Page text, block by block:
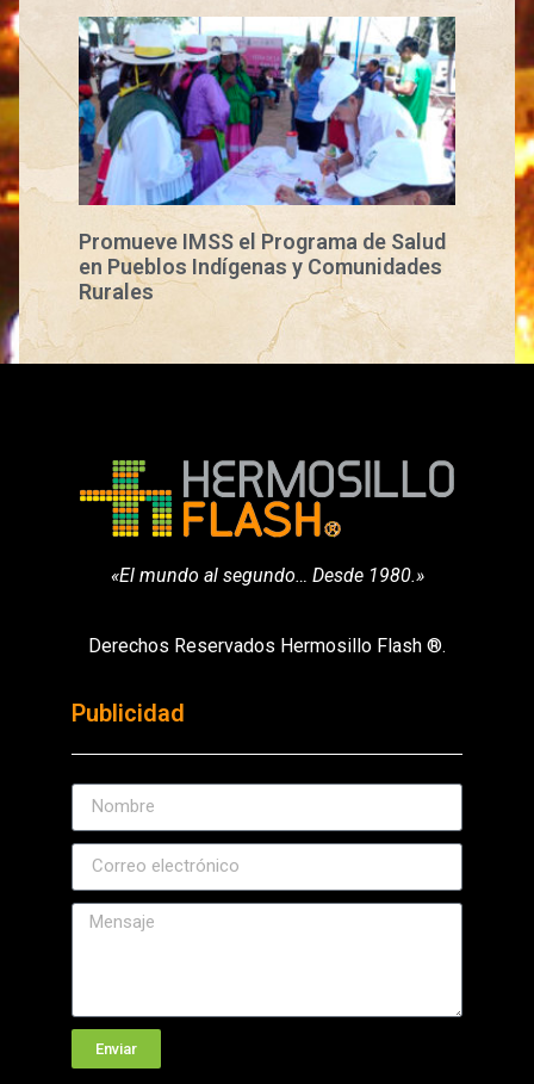
Promueve IMSS el Programa de Salud
en Pueblos Indígenas y Comunidades
Rurales
«El mundo al segundo… Desde 1980.»
Derechos Reservados Hermosillo Flash ®.
Publicidad
Enviar